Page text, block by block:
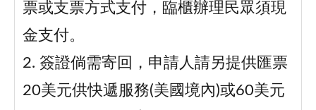
票或支票方式支付，臨櫃辦理民眾須現
金支付。
2. 簽證倘需寄回，申請人請另提供匯票
20美元供快遞服務(美國境內)或60美元